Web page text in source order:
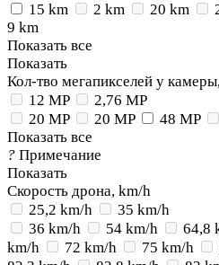
15 km
2 km 20 km
9 km
Показать все
Показать
Кол-тво мегапикселей у
12 MP
2,76 MP
20 MP
20 MP 48 MP
Показать все
? Примечание
Показать
Скорость дрона, km/h
25,2 km/h
35 km/h
36 km/h
54 km/h 64,8
km/h
72 km/h 75 km/h